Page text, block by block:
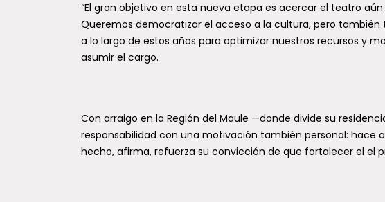
“El gran objetivo en esta nueva etapa es acercar el teatro
Queremos democratizar el acceso a la cultura, pero
a lo largo de estos años para optimizar nuestros recursos y
asumir el cargo.
Con arraigo en la Región del Maule —donde divide su
responsabilidad con una motivación también personal: hace
hecho, afirma, refuerza su convicción de que fortalecer el el